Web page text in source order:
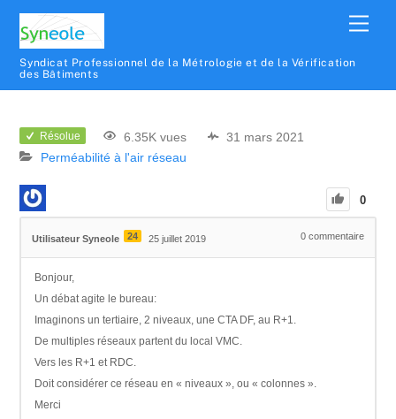
Syndicat Professionnel de la Métrologie et de la Vérification
des Bâtiments
Résolue 6.35K vues
31 mars 2021
Perméabilité à l'air réseau
0
Utilisateur Syneole 24 25 juillet 2019 0commentaire
Bonjour,
Un débat agite le bureau:
Imaginons un tertiaire, 2 niveaux, une CTA DF, au R+1.
De multiples réseaux partent du local VMC.
Vers les R+1 et RDC.
Doit considérer ce réseau en « niveaux », ou « colonnes ».
Merci